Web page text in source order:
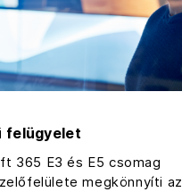
felügyelet
365 E3 és E5 csomag
megkönnyíti az